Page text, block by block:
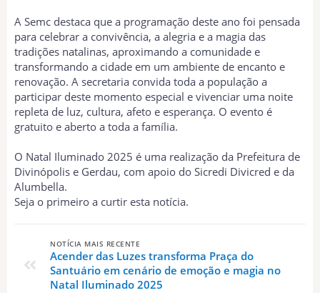
A Semc destaca que a programação deste ano foi pensada
para celebrar a convivência, a alegria e a magia das
tradições natalinas, aproximando a comunidade e
transformando a cidade em um ambiente de encanto e
renovação. A secretaria convida toda a população a
participar deste momento especial e vivenciar uma noite
repleta de luz, cultura, afeto e esperança. O evento é
gratuito e aberto a toda a família.
O Natal Iluminado 2025 é uma realização da Prefeitura de
Divinópolis e Gerdau, com apoio do Sicredi Divicred e da
Alumbella.
Seja o primeiro a curtir esta notícia.
NOTÍCIA MAIS RECENTE
Acender das Luzes transforma Praça do
Santuário em cenário de emoção e magia no
Natal Iluminado 2025